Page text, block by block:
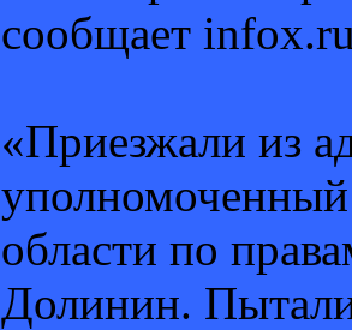
сообщает
«Приезжали из
уполномоченный
области по
Долинин.